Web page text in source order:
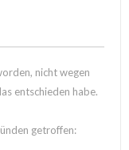
nicht wegen
entschieden habe.
getroffen: